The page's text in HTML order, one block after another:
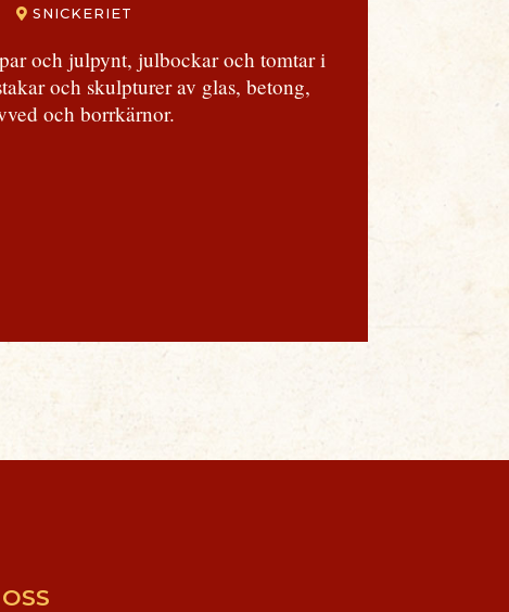
SNICKERIET
och julpynt, julbockar och tomtar i
och skulpturer av glas, betong,
och borrkärnor.